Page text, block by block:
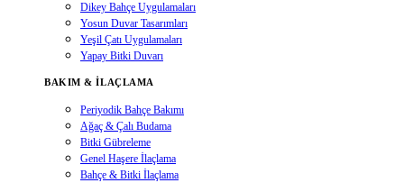
Dikey Bahçe Uygulamaları
Yosun Duvar Tasarımları
Yeşil Çatı Uygulamaları
Yapay Bitki Duvarı
BAKIM & İLAÇLAMA
Periyodik Bahçe Bakımı
Ağaç & Çalı Budama
Bitki Gübreleme
Genel Haşere İlaçlama
Bahçe & Bitki İlaçlama